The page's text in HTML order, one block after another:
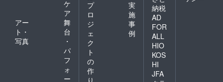
ケ
ア
アー
ト・
写真
舞
台
・
パ
フ
ォ
ー
プ
ロ
ジ
ェ
ク
ト
の
作
り
実
施
事
例
納税
AD
FOR
ALL
HIO
KOS
HI
JFA